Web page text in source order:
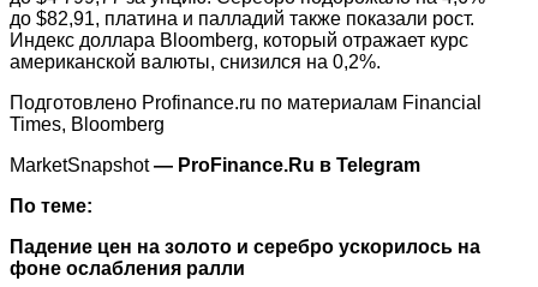
до $82,91, платина и палладий также показали рост.
Индекс доллара Bloomberg, который отражает курс
американской валюты, снизился на 0,2%.
Подготовлено Profinance.ru по материалам Financial
Times, Bloomberg
MarketSnapshot— ProFinance.Ru в Telegram
По теме:
Падение цен на золото и серебро ускорилось на
фоне ослабления ралли